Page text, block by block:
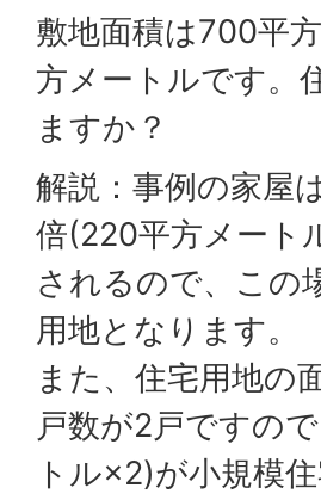
敷地面積は700平
方メートルです。
ますか？
解説：事例の家屋
倍(220平方メート
されるので、この
用地となります。
また、住宅用地の
戸数が2戸ですの
トル×2)が小規模